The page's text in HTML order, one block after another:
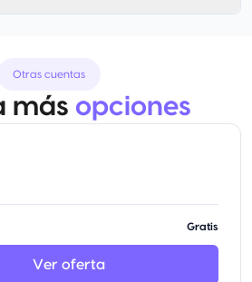
Otras cuentas
más opciones
Gratis
Ver oferta